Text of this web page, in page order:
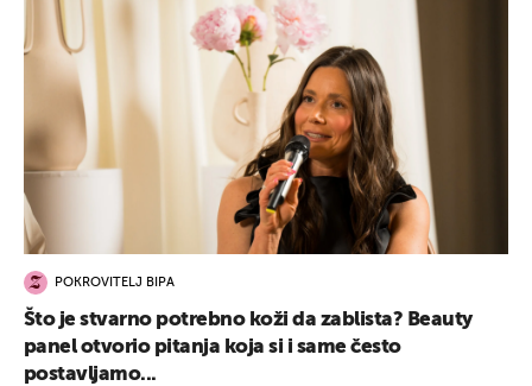
POKROVITELJ BIPA
Što je stvarno potrebno koži da zablista? Beauty
panel otvorio pitanja koja si i same često
postavljamo...